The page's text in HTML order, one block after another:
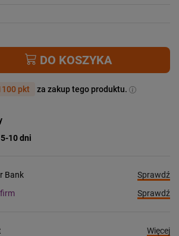
DO KOSZYKA
pkt za zakup tego produktu.
5-10 dni
Bank
Sprawdź
Sprawdź
Więcej